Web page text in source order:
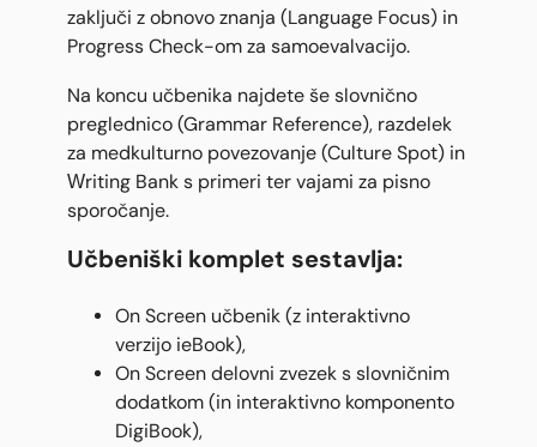
zaključi z obnovo znanja (Language Focus) in
Progress Check-om za samoevalvacijo.
Na koncu učbenika najdete še slovnično
preglednico (Grammar Reference), razdelek
za medkulturno povezovanje (Culture Spot) in
Writing Bank s primeri ter vajami za pisno
sporočanje.
Učbeniški komplet sestavlja:
On Screen učbenik (z interaktivno
verzijo ieBook),
On Screen delovni zvezek s slovničnim
dodatkom (in interaktivno komponento
DigiBook),